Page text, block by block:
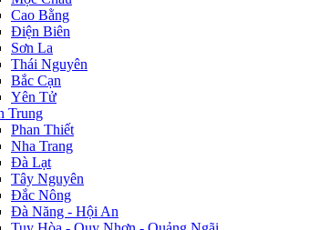
Cao Bằng
Điện Biên
Sơn La
Thái Nguyên
Bắc Cạn
Yên Tử
Trung
Phan Thiết
Nha Trang
Đà Lạt
Tây Nguyên
Đắc Nông
Đà Năng - Hội An